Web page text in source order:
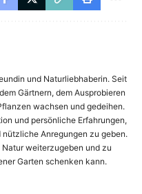
und Naturliebhaberin. Seit
Gärtnern, dem Ausprobieren
wachsen und gedeihen.
und persönliche Erfahrungen,
Anregungen zu geben.
weiterzugeben und zu
Garten schenken kann.